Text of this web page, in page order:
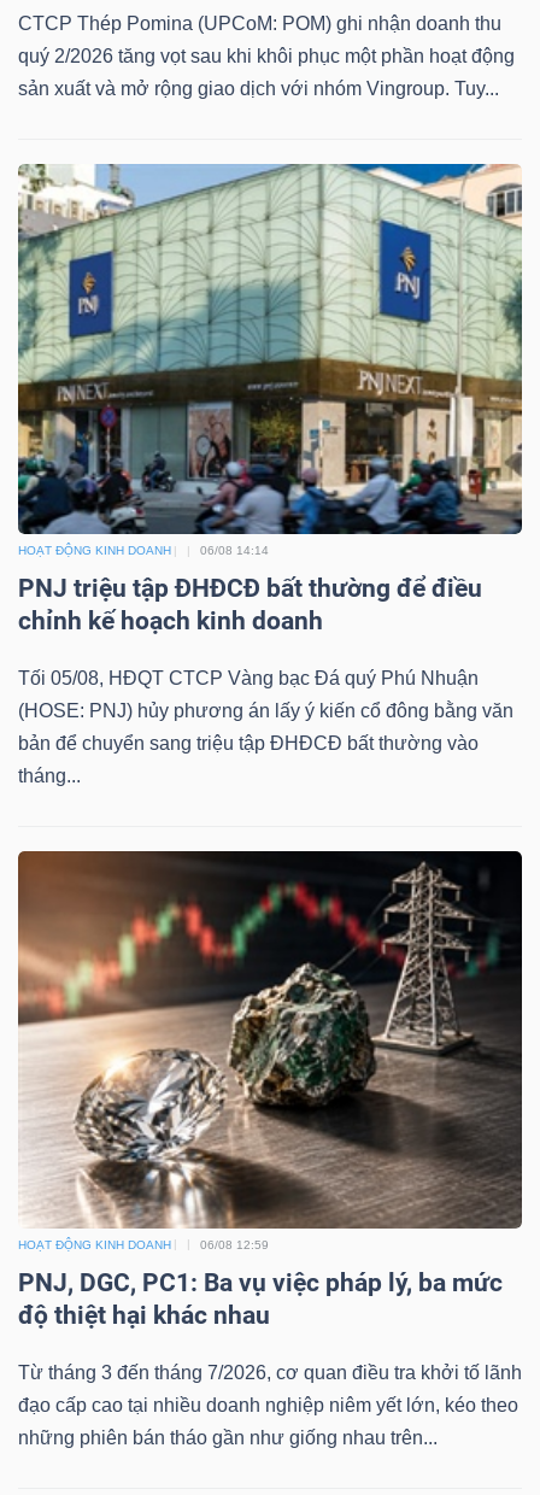
CTCP Thép Pomina (UPCoM: POM) ghi nhận doanh thu
quý 2/2026 tăng vọt sau khi khôi phục một phần hoạt động
sản xuất và mở rộng giao dịch với nhóm Vingroup. Tuy...
HOẠT ĐỘNG KINH DOANH 06/08 14:14
PNJ triệu tập ĐHĐCĐ bất thường để điều
chỉnh kế hoạch kinh doanh
Tối 05/08, HĐQT CTCP Vàng bạc Đá quý Phú Nhuận
(HOSE: PNJ) hủy phương án lấy ý kiến cổ đông bằng văn
bản để chuyển sang triệu tập ĐHĐCĐ bất thường vào
tháng...
HOẠT ĐỘNG KINH DOANH 06/08 12:59
PNJ, DGC, PC1: Ba vụ việc pháp lý, ba mức
độ thiệt hại khác nhau
Từ tháng 3 đến tháng 7/2026, cơ quan điều tra khởi tố lãnh
đạo cấp cao tại nhiều doanh nghiệp niêm yết lớn, kéo theo
những phiên bán tháo gần như giống nhau trên...